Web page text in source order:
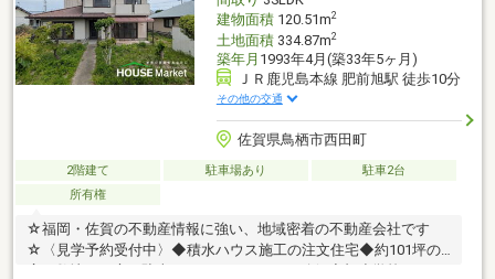
建物面積120.51m2
土地面積334.87m2
築年月 1993年4月(築33年5ヶ月)
ＪＲ鹿児島本線 肥前旭駅 徒歩10分
その他の交通
佐賀県鳥栖市西田町
2階建て 駐車場あり
駐車2台
所有権
☆福岡・佐賀の不動産情報に強い、地域密着の不動産会社です
☆〈見学予約受付中〉◆積水ハウス施工の注文住宅◆約101坪の